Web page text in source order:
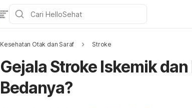
Kesehatan Otak dan Saraf Stroke
Gejala Stroke Iskemik
Bedanya?